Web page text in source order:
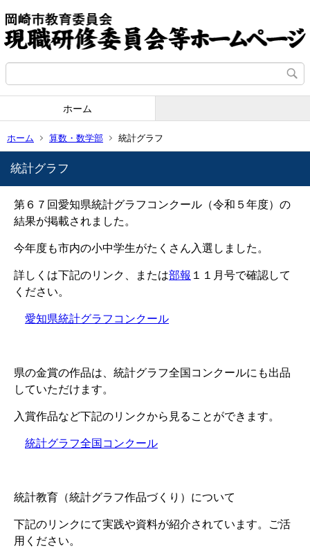
ホーム
ホーム 算数・数学部 統計グラフ
統計グラフ
第６７回愛知県統計グラフコンクール（令和５年度）の
結果が掲載されました。
今年度も市内の小中学生がたくさん入選しました。
詳しくは下記のリンク、または部報 １１月号で確認して
ください。
愛知県統計グラフコンクール
県の金賞の作品は、統計グラフ全国コンクールにも出品
していただけます。
入賞作品など下記のリンクから見ることができます。
統計グラフ全国コンクール
統計教育（統計グラフ作品づくり）について
下記のリンクにて実践や資料が紹介されています。ご活
用ください。